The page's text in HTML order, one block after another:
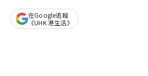
在Google追蹤
《UHK 港生活》